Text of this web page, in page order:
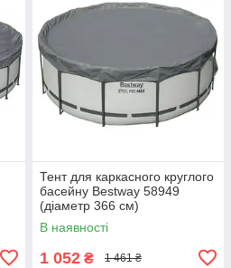
Тент для каркасного круглого
басейну Bestway 58949
(діаметр 366 см)
В наявності
1 052 ₴ 1 461 ₴